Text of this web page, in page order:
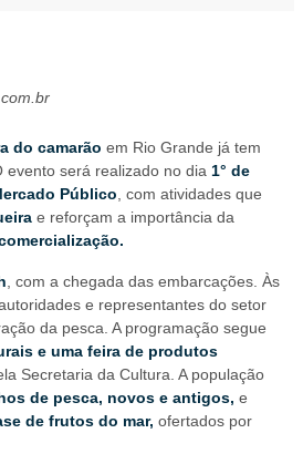
do camarão em Rio Grande já tem
evento será realizado no dia 1° de
Público , com atividades que
e reforçam a importância da
, com a chegada das embarcações. Às
e representantes do setor
da pesca. A programação segue
e uma feira de produtos
Secretaria da Cultura. A população
de pesca, novos e antigos, e
de frutos do mar, ofertados por